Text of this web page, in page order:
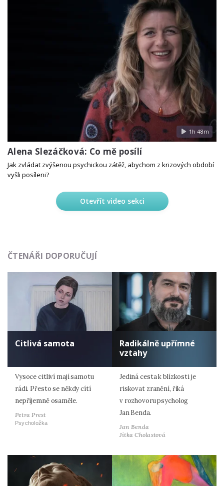
1h 48m
Alena Slezáčková: Co mě posílí
Jak zvládat zvýšenou psychickou zátěž, abychom z krizových období
vyšli posíleni?
Otevřít video sekci
ČTENÁŘI DOPORUČUJÍ
Citlivá samota
Vysoce citliví mají samotu
rádi. Přesto se někdy cítí
nepříjemně osaměle.
Petra Prest
Psycholožka
Radikálně upřímné
vztahy
Jediná cesta k blízkosti je
riskovat zranění, říká
v rozhovoru psycholog
Jan Benda.
Jan Benda
Jitka Cholastová